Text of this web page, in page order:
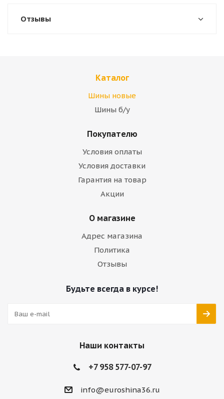
Отзывы
Каталог
Шины новые
Шины б/у
Покупателю
Условия оплаты
Условия доставки
Гарантия на товар
Акции
О магазине
Адрес магазина
Политика
Отзывы
Будьте всегда в курсе!
Наши контакты
+7 958 577-07-97
info@euroshina36.ru